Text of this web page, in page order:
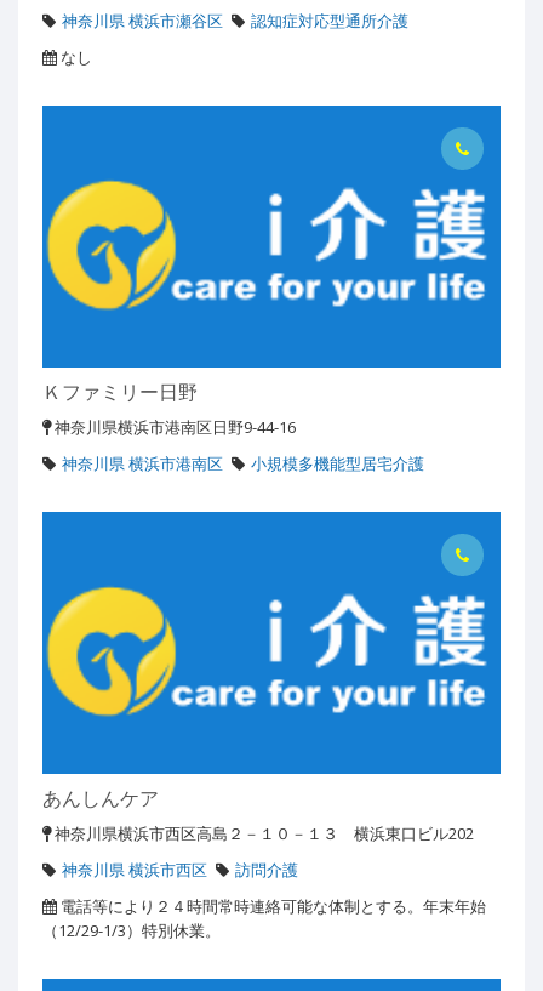
神奈川県 横浜市瀬谷区
認知症対応型通所介護
なし
Ｋファミリー日野
神奈川県横浜市港南区日野9-44-16
神奈川県 横浜市港南区
小規模多機能型居宅介護
あんしんケア
神奈川県横浜市西区高島２－１０－１３ 横浜東口ビル202
神奈川県 横浜市西区
訪問介護
電話等により２４時間常時連絡可能な体制とする。年末年始
（12/29-1/3）特別休業。